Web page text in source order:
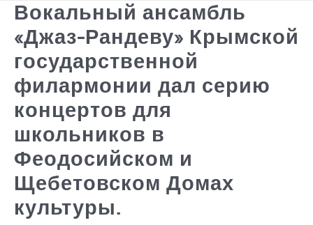
Вокальный ансамбль
«Джаз-Рандеву» Крымской
государственной
филармонии дал серию
концертов для
школьников в
Феодосийском и
Щебетовском Домах
культуры.